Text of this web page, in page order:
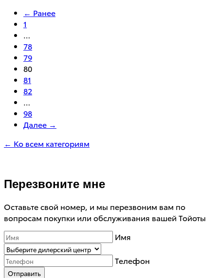
← Ранее
1
…
78
79
80
81
82
…
98
Далее →
← Ко всем категориям
Перезвоните мне
Оставьте свой номер, и мы перезвоним вам по
вопросам покупки или обслуживания вашей Тойоты
Имя
Телефон
Отправить